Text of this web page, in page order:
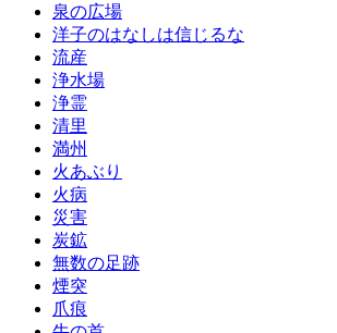
泉の広場
洋子のはなしは信じるな
流産
浄水場
浄霊
清里
満州
火あぶり
火病
災害
炭鉱
無数の足跡
煙突
爪痕